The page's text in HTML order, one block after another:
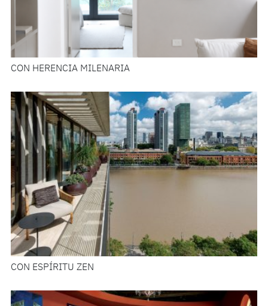
CON HERENCIA MILENARIA
CON ESPÍRITU ZEN